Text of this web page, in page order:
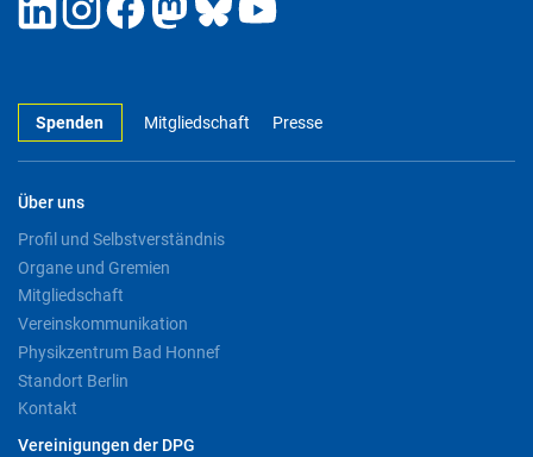
Spenden Mitgliedschaft Presse
Über uns
Profil und Selbstverständnis
Organe und Gremien
Mitgliedschaft
Vereinskommunikation
Physikzentrum Bad Honnef
Standort Berlin
Kontakt
Vereinigungen der DPG